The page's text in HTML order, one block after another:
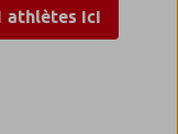
athlètes ici